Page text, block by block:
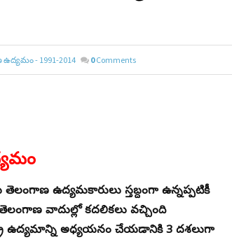
- 1991-2014 0 Comments
ఉద్యమకారులు స్తబ్దంగా ఉన్నప్పటికీ
తెలంగాణ వాదుల్లో కదలికలు వచ్చింది
ఉద్యమాన్ని అధ్యయనం చేయడానికి 3 దశలుగా